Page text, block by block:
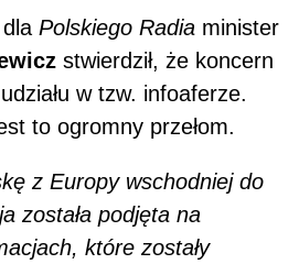
Polskiego Radia minister
stwierdził, że koncern
w tzw. infoaferze.
to ogromny przełom.
z Europy wschodniej do
została podjęta na
które zostały